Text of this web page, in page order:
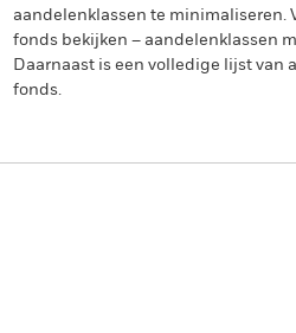
aandelenklassen te minimaliseren.
fonds bekijken – aandelenklassen
Daarnaast is een volledige lijst
fonds.